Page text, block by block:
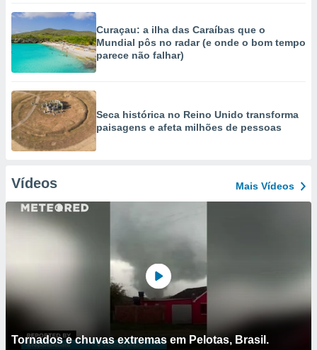
Curaçau: a ilha das Caraíbas que o
Mundial pôs no radar (e onde o bom tempo
parece não falhar)
Seca histórica no Reino Unido transforma
paisagens e afeta milhões de pessoas
Vídeos Mais Vídeos
Tornados e chuvas extremas em Pelotas, Brasil.